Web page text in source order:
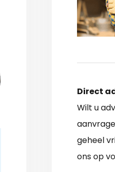
Direct
Wilt u
geheel
ons op